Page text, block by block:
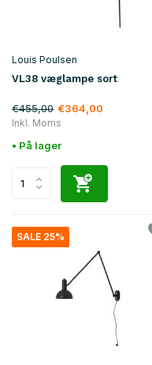
Louis Poulsen
VL38 væglampe sort
€455,00 €364,00
Inkl. Moms
• På lager
SALE 25%